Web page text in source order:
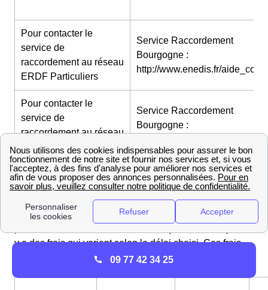
Pour contacter le
service de
raccordement au réseau
ERDF Particuliers
Service Raccordement
Bourgogne :
http://www.enedis.fr/
Pour contacter le
service de
raccordement au réseau
ERDF Professionnels
Service Raccordement
Bourgogne :
http://www.enedis.fr/
Délais et tarifs d'ouverture d'un compteur électrique
(EDF) à Épagny
à Épagny comme sur l'ensemble du territoire français
y a des frais qui varient selon le délai choisi. Ces frais
varient donc entre 27 et 150 euros.
09 77 42 34 25